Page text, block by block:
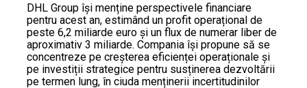
DHL Group își menține perspectivele financiare
pentru acest an, estimând un profit operațional de
peste 6,2 miliarde euro și un flux de numerar liber de
aproximativ 3 miliarde. Compania își propune să se
concentreze pe creșterea eficienței operaționale și
pe investiții strategice pentru susținerea dezvoltării
pe termen lung, în ciuda menținerii incertitudinilor